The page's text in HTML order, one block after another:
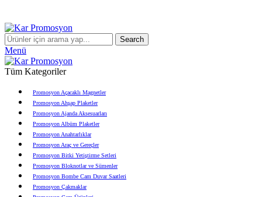
Search
Menü
Tüm Kategoriler
Promosyon Açacaklı Magnetler
Promosyon Ahşap Plaketler
Promosyon Ajanda Aksesuarları
Promosyon Albüm Plaketler
Promosyon Anahtarlıklar
Promosyon Araç ve Gereçler
Promosyon Bitki Yetiştirme Setleri
Promosyon Bloknotlar ve Sümenler
Promosyon Bombe Cam Duvar Saatleri
Promosyon Çakmaklar